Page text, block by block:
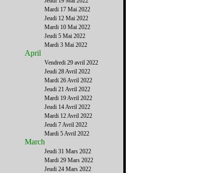
Mardi 17 Mai 2022
Jeudi 12 Mai 2022
Mardi 10 Mai 2022
Jeudi 5 Mai 2022
Mardi 3 Mai 2022
April
Vendredi 29 avril 2022
Jeudi 28 Avril 2022
Mardi 26 Avril 2022
Jeudi 21 Avril 2022
Mardi 19 Avril 2022
Jeudi 14 Avril 2022
Mardi 12 Avril 2022
Jeudi 7 Avril 2022
Mardi 5 Avril 2022
March
Jeudi 31 Mars 2022
Mardi 29 Mars 2022
Jeudi 24 Mars 2022